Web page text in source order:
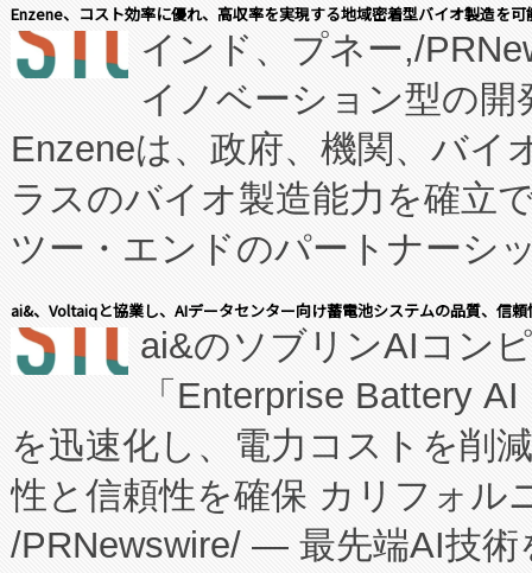
Enzene、コスト効率に優れ、高収率を実現する地域密着型バイオ製造を
インド、プネー,/
イノベーション型の
Enzeneは、政府、機関、バイ
ラスのバイオ製造能力を確立
ツー・エンドのパートナーシ
表しました。 同社の実績ある
manufacturing™ (FCCM™) プ
たNeXは、バイオ医薬品製造
従来のフェッドバッチ施設の
に、患者やサプライチェーン
キー方式で拡張性が高く、持
ai&、Voltaiqと協業し、AIデータセンター向け蓄電池システムの品質、信
ai&のソブリンAIコン
「Enterprise Battery
を迅速化し、電力コストを削
性と信頼性を確保 カリフォル
/PRNewswire/ — 最先端AI技術